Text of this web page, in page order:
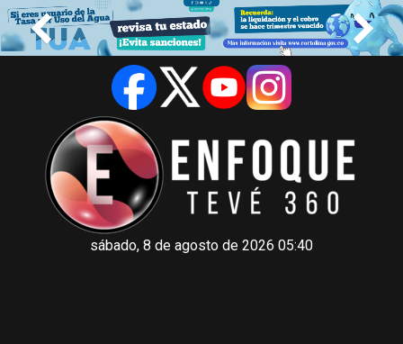
sábado, 8 de agosto de 2026 05:40